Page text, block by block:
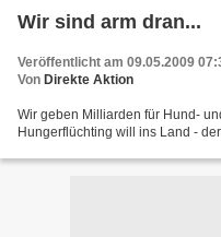
Wir sind arm dran...
Veröffentlicht am 09.05.2009
Von Direkte Aktion
Wir geben Milliarden für Hund-
Hungerflüchting will ins Land -